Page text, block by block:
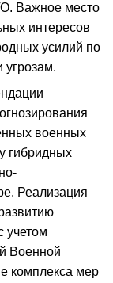
Важное место
интересов
усилий по
военных
гибридных
Реализация
учетом
Военной
комплекса мер